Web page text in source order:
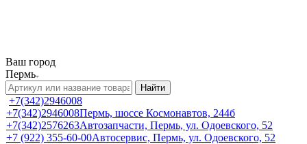
Ваш город
Пермь
Найти
+7(342)2946008
+7(342)2946008Пермь, шоссе Космонавтов, 244б
+7(342)2576263Автозапчасти, Пермь, ул. Одоевского, 52
+7 (922) 355-60-00Автосервис, Пермь, ул. Одоевского, 52